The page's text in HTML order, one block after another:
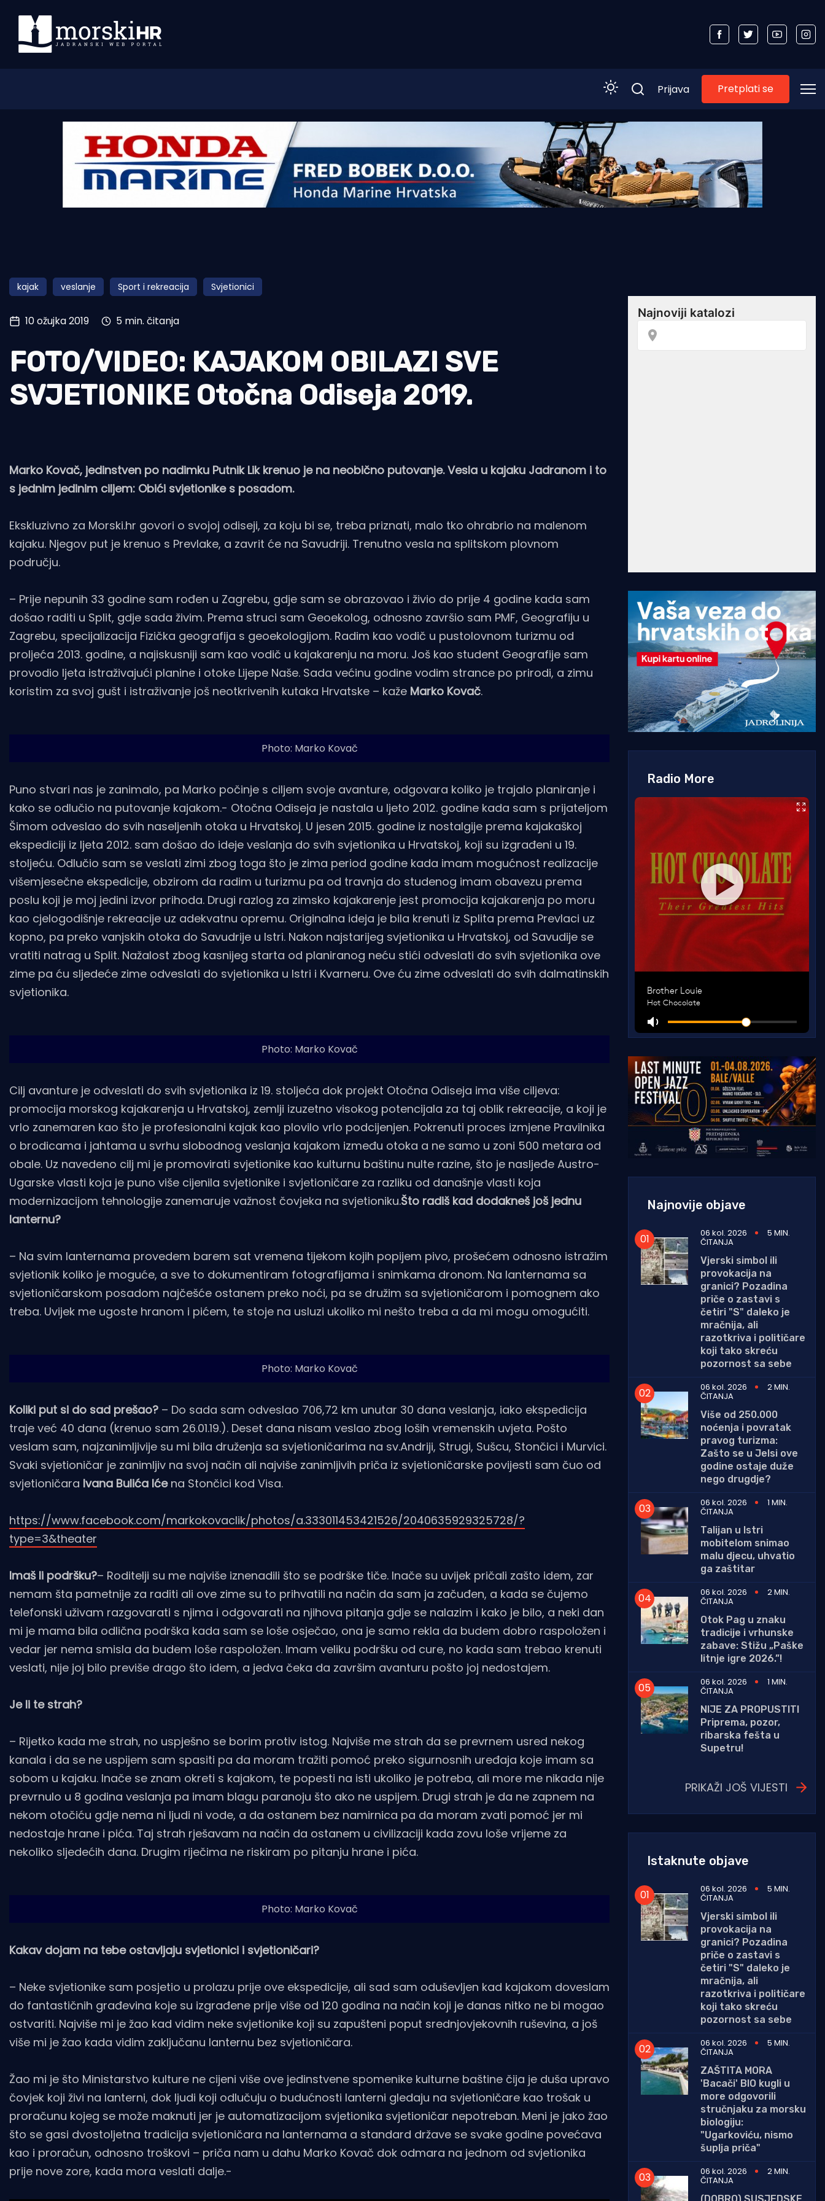
Morski plus
Pomorstvo
Ribolov
Tradicija i kultura
Prijava Pretplati se
kajak veslanje Sport i rekreacija Svjetionici
10 ožujka 2019 5 min. čitanja
FOTO/VIDEO: KAJAKOM OBILAZI SVE
SVJETIONIKE Otočna Odiseja 2019.
Marko Kovač, jedinstven po nadimku Putnik Lik krenuo je na neobično putovanje. Vesla u kajaku Jadranom i to
s jednim jedinim ciljem: Obići svjetionike s posadom.
Ekskluzivno za Morski.hr govori o svojoj odiseji, za koju bi se, treba priznati, malo tko ohrabrio na malenom
kajaku. Njegov put je krenuo s Prevlake, a zavrit će na Savudriji. Trenutno vesla na splitskom plovnom
području.
– Prije nepunih 33 godine sam rođen u Zagrebu, gdje sam se obrazovao i živio do prije 4 godine kada sam
došao raditi u Split, gdje sada živim. Prema struci sam Geoekolog, odnosno završio sam PMF, Geografiju u
Zagrebu, specijalizacija Fizička geografija s geoekologijom. Radim kao vodič u pustolovnom turizmu od
proljeća 2013. godine, a najiskusniji sam kao vodič u kajakarenju na moru. Još kao student Geografije sam
provodio ljeta istraživajući planine i otoke Lijepe Naše. Sada većinu godine vodim strance po prirodi, a zimu
koristim za svoj gušt i istraživanje još neotkrivenih kutaka Hrvatske – kaže Marko Kovač.
Photo: Marko Kovač
Puno stvari nas je zanimalo, pa Marko počinje s ciljem svoje avanture, odgovara koliko je trajalo planiranje i
kako se odlučio na putovanje kajakom.- Otočna Odiseja je nastala u ljeto 2012. godine kada sam s prijateljom
Šimom odveslao do svih naseljenih otoka u Hrvatskoj. U jesen 2015. godine iz nostalgije prema kajakaškoj
ekspediciji iz ljeta 2012. sam došao do ideje veslanja do svih svjetionika u Hrvatskoj, koji su izgrađeni u 19.
stoljeću. Odlučio sam se veslati zimi zbog toga što je zima period godine kada imam mogućnost realizacije
višemjesečne ekspedicije, obzirom da radim u turizmu pa od travnja do studenog imam obavezu prema
poslu koji je moj jedini izvor prihoda. Drugi razlog za zimsko kajakarenje jest promocija kajakarenja po moru
kao cjelogodišnje rekreacije uz adekvatnu opremu. Originalna ideja je bila krenuti iz Splita prema Prevlaci uz
kopno, pa preko vanjskih otoka do Savudrije u Istri. Nakon najstarijeg svjetionika u Hrvatskoj, od Savudije se
vratiti natrag u Split. Nažalost zbog kasnijeg starta od planiranog neću stići odveslati do svih svjetionika ove
zime pa ću sljedeće zime odveslati do svjetionika u Istri i Kvarneru. Ove ću zime odveslati do svih dalmatinskih
svjetionika.
Photo: Marko Kovač
Cilj avanture je odveslati do svih svjetionika iz 19. stoljeća dok projekt Otočna Odiseja ima više ciljeva:
promocija morskog kajakarenja u Hrvatskoj, zemlji izuzetno visokog potencijala za taj oblik rekreacije, a koji je
vrlo zanemaren kao što je profesionalni kajak kao plovilo vrlo podcijenjen. Pokrenuti proces izmjene Pravilnika
o brodicama i jahtama u svrhu slobodnog veslanja kajakom između otoka a ne samo u zoni 500 metara od
obale. Uz navedeno cilj mi je promovirati svjetionike kao kulturnu baštinu nulte razine, što je nasljeđe Austro-
Ugarske vlasti koja je puno više cijenila svjetionike i svjetioničare za razliku od današnje vlasti koja
modernizacijom tehnologije zanemaruje važnost čovjeka na svjetioniku.Što radiš kad dodakneš još jednu
lanternu?
– Na svim lanternama provedem barem sat vremena tijekom kojih popijem pivo, prošećem odnosno istražim
svjetionik koliko je moguće, a sve to dokumentiram fotografijama i snimkama dronom. Na lanternama sa
svjetioničarskom posadom najčešće ostanem preko noći, pa se družim sa svjetioničarom i pomognem ako
treba. Uvijek me ugoste hranom i pićem, te stoje na usluzi ukoliko mi nešto treba a da mi mogu omogućiti.
Photo: Marko Kovač
Koliki put si do sad prešao? – Do sada sam odveslao 706,72 km unutar 30 dana veslanja, iako ekspedicija
traje već 40 dana (krenuo sam 26.01.19.). Deset dana nisam veslao zbog loših vremenskih uvjeta. Pošto
veslam sam, najzanimljivije su mi bila druženja sa svjetioničarima na sv.Andriji, Strugi, Sušcu, Stončici i Murvici.
Svaki svjetioničar je zanimljiv na svoj način ali najviše zanimljivih priča iz svjetioničarske povijesti sam čuo od
svjetioničara Ivana Bulića Ićena Stončici kod Visa.
https://www.facebook.com/markokovaclik/photos/a.333011453421526/2040635929325728/?
type=3&theater
Imaš li podršku?– Roditelji su me najviše iznenadili što se podrške tiče. Inače su uvijek pričali zašto idem, zar
nemam šta pametnije za raditi ali ove zime su to prihvatili na način da sam ja začuđen, a kada se čujemo
telefonski uživam razgovarati s njima i odgovarati na njihova pitanja gdje se nalazim i kako je bilo, a neki dan
mi je mama bila odlična podrška kada sam se loše osječao, ona je samo rekla da budem dobro raspoložen i
vedar jer nema smisla da budem loše raspoložen. Imam veliku podršku od cure, no kada sam trebao krenuti
veslati, nije joj bilo previše drago što idem, a jedva čeka da završim avanturu pošto joj nedostajem.
Je li te strah?
– Rijetko kada me strah, no uspješno se borim protiv istog. Najviše me strah da se prevrnem usred nekog
kanala i da se ne uspijem sam spasiti pa da moram tražiti pomoć preko sigurnosnih uređaja koje imam sa
sobom u kajaku. Inače se znam okreti s kajakom, te popesti na isti ukoliko je potreba, ali more me nikada nije
prevrnulo u 8 godina veslanja pa imam blagu paranoju što ako ne uspijem. Drugi strah je da ne zapnem na
nekom otočiću gdje nema ni ljudi ni vode, a da ostanem bez namirnica pa da moram zvati pomoć jer mi
nedostaje hrane i pića. Taj strah rješavam na način da ostanem u civilizaciji kada zovu loše vrijeme za
nekoliko sljedećih dana. Drugim riječima ne riskiram po pitanju hrane i pića.
Photo: Marko Kovač
Kakav dojam na tebe ostavljaju svjetionici i svjetioničari?
– Neke svjetionike sam posjetio u prolazu prije ove ekspedicije, ali sad sam oduševljen kad kajakom doveslam
do fantastičnih građevina koje su izgrađene prije više od 120 godina na način koji je danas nitko ne bi mogao
ostvariti. Najviše mi je žao kad vidim neke svjetionike koji su zapušteni poput srednjovjekovnih ruševina, a još
više mi je žao kada vidim zaključanu lanternu bez svjetioničara.
Žao mi je što Ministarstvo kulture ne cijeni više ove jedinstvene spomenike kulturne baštine čija je duša upravo
čovjek koji živi na lanterni, dok ljudi koji odlučuju o budućnosti lanterni gledaju na svjetioničare kao trošak u
proračunu kojeg se može maknuti jer je automatizacijom svjetionika svjetioničar nepotreban. Meni je jako žao
što se gasi dvostoljetna tradicija svjetioničara na lanternama a standard države se svake godine povećava
kao i proračun, odnosno troškovi – priča nam u dahu Marko Kovač dok odmara na jednom od svjetionika
prije nove zore, kada mora veslati dalje.-
Radio More
Najnovije objave
06 kol. 2026 5 MIN.
ČITANJA
Vjerski simbol ili
provokacija na
granici? Pozadina
priče o zastavi s
četiri "S" daleko je
mračnija, ali
razotkriva i političare
koji tako skreću
pozornost sa sebe
06 kol. 2026
2 MIN.
ČITANJA
Više od 250.000
noćenja i povratak
pravog turizma:
Zašto se u Jelsi ove
godine ostaje duže
nego drugdje?
06 kol. 2026
1 MIN.
ČITANJA
Talijan u Istri
mobitelom snimao
malu djecu, uhvatio
ga zaštitar
06 kol. 2026
2 MIN.
ČITANJA
Otok Pag u znaku
tradicije i vrhunske
zabave: Stižu „Paške
litnje igre 2026.”!
06 kol. 2026
1 MIN.
ČITANJA
NIJE ZA PROPUSTITI
Priprema, pozor,
ribarska fešta u
Supetru!
PRIKAŽI JOŠ VIJESTI
Istaknute objave
06 kol. 2026 5 MIN.
ČITANJA
Vjerski simbol ili
provokacija na
granici? Pozadina
priče o zastavi s
četiri "S" daleko je
mračnija, ali
razotkriva i političare
koji tako skreću
pozornost sa sebe
06 kol. 2026
5 MIN.
ČITANJA
ZAŠTITA MORA
'Bacači' BIO kugli u
more odgovorili
stručnjaku za morsku
biologiju:
"Ugarkoviću, nismo
šuplja priča"
06 kol. 2026
2 MIN.
ČITANJA
(DOBRO) SUSJEDSKE